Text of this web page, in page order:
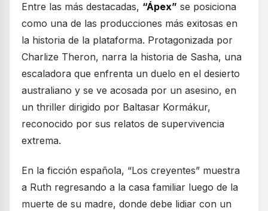
Entre las más destacadas, “Ápex” se posiciona
como una de las producciones más exitosas en
la historia de la plataforma. Protagonizada por
Charlize Theron, narra la historia de Sasha, una
escaladora que enfrenta un duelo en el desierto
australiano y se ve acosada por un asesino, en
un thriller dirigido por Baltasar Kormákur,
reconocido por sus relatos de supervivencia
extrema.
En la ficción española, “Los creyentes” muestra
a Ruth regresando a la casa familiar luego de la
muerte de su madre, donde debe lidiar con un